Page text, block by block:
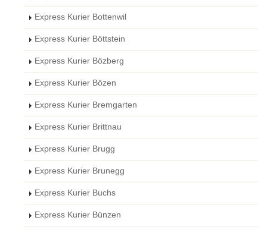
Express Kurier Bottenwil
Express Kurier Böttstein
Express Kurier Bözberg
Express Kurier Bözen
Express Kurier Bremgarten
Express Kurier Brittnau
Express Kurier Brugg
Express Kurier Brunegg
Express Kurier Buchs
Express Kurier Bünzen